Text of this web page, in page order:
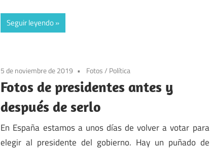
Seguir leyendo
5 de noviembre de 2019 Fotos/ Política
Fotos de presidentes antes y
después de serlo
En España estamos a unos días de volver a votar para
elegir al presidente del gobierno. Hay un puñado de